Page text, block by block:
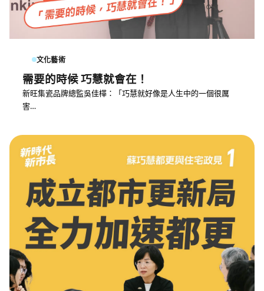
文化藝術
需要的時候 巧慧就會在！
新旺集瓷品牌總監吳佳樺：「巧慧就好像是人生中的一個很厲
害…